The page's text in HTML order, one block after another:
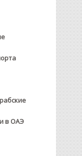
в ОАЭ